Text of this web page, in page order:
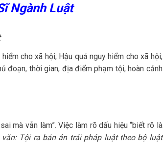
Ngành Luật
cho xã hội; Hậu quả nguy hiểm cho xã hội;
đoạn, thời gian, địa điểm phạm tội, hoàn cảnh
mà vẫn làm”. Việc làm rõ dấu hiệu “biết rõ là
văn: Tội ra bản án trái pháp luật theo bộ luật